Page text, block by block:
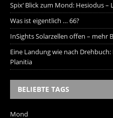
Spix‘ Blick zum Mond: Hesiodus
Was ist eigentlich … 66?
InSights Solarzellen offen – mehr
Eine Landung wie nach
Planitia
BELIEBTE TAGS
Mond